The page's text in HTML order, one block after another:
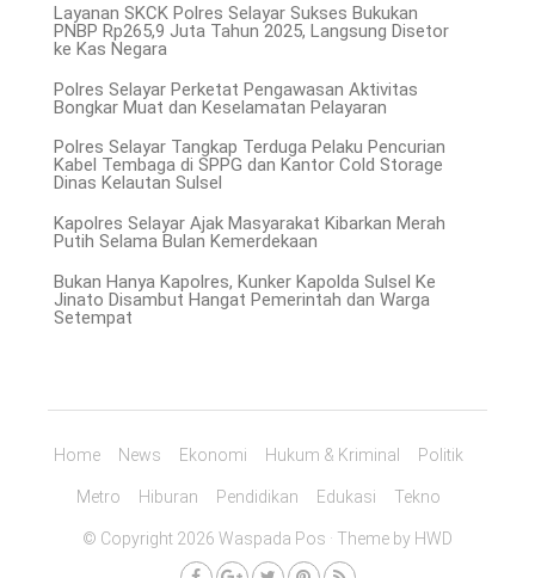
Layanan SKCK Polres Selayar Sukses Bukukan
PNBP Rp265,9 Juta Tahun 2025, Langsung Disetor
ke Kas Negara
Polres Selayar Perketat Pengawasan Aktivitas
Bongkar Muat dan Keselamatan Pelayaran
Polres Selayar Tangkap Terduga Pelaku Pencurian
Kabel Tembaga di SPPG dan Kantor Cold Storage
Dinas Kelautan Sulsel
Kapolres Selayar Ajak Masyarakat Kibarkan Merah
Putih Selama Bulan Kemerdekaan
Bukan Hanya Kapolres, Kunker Kapolda Sulsel Ke
Jinato Disambut Hangat Pemerintah dan Warga
Setempat
Home News Ekonomi Hukum & Kriminal Politik
Metro Hiburan Pendidikan Edukasi Tekno
© Copyright 2026 Waspada Pos · Theme by HWD